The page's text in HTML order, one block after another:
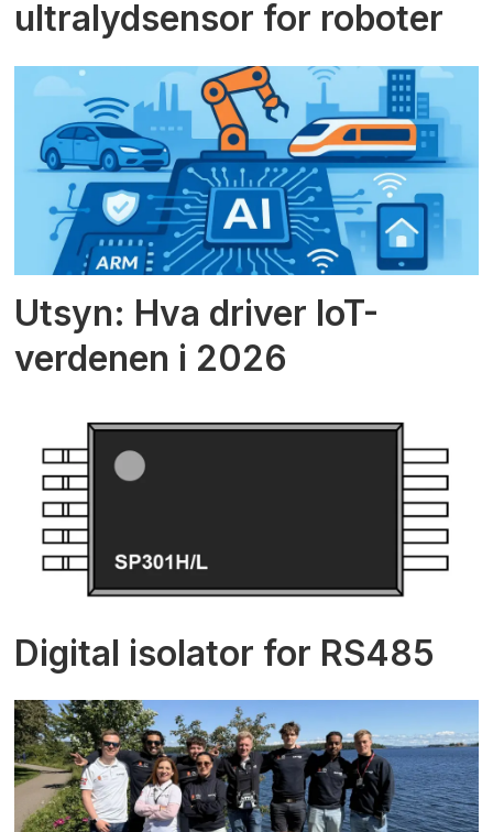
ultralydsensor for roboter
Utsyn: Hva driver IoT-
verdenen i 2026
Digital isolator for RS485